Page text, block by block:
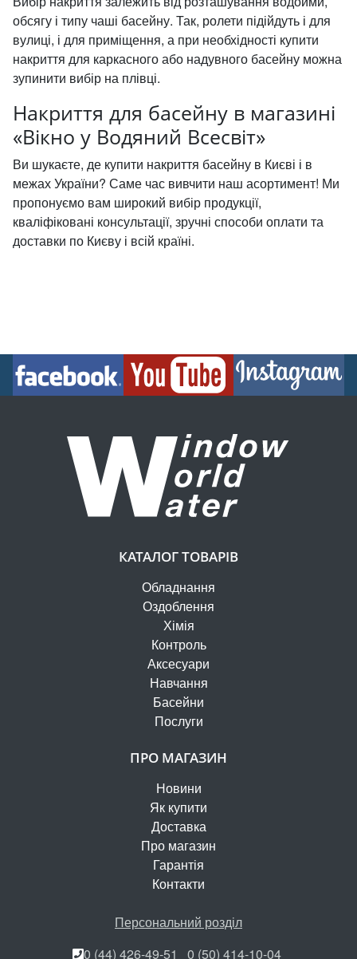
обсягу і типу чаші басейну. Так, ролети підійдуть і для
вулиці, і для приміщення, а при необхідності купити
накриття для каркасного або надувного басейну можна
зупинити вибір на плівці.
Накриття для басейну в магазині
«Вікно у Водяний Всесвіт»
Ви шукаєте, де купити накриття басейну в Києві і в
межах України? Саме час вивчити наш асортимент! Ми
пропонуємо вам широкий вибір продукції,
кваліфіковані консультації, зручні способи оплати та
доставки по Києву і всій країні.
КАТАЛОГ ТОВАРІВ
Обладнання
Оздоблення
Хімія
Контроль
Аксесуари
Навчання
Басейни
Послуги
ПРО МАГАЗИН
Новини
Як купити
Доставка
Про магазин
Гарантія
Контакти
Персональний розділ
0 (44) 426-49-51
0 (50) 414-10-04